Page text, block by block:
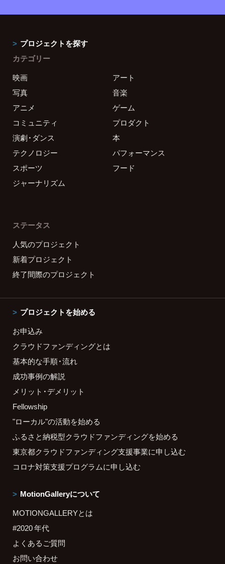
プロジェクトを探す
カテゴリー
映画
アート
写真
音楽
アニメ
ゲーム
コミュニティ
プロダクト
演劇・ダンス
本
テクノロジー
パフォーマンス
スポーツ
フード
ジャーナリズム
ステータス
人気のプロジェクト
新着プロジェクト
終了間際のプロジェクト
プロジェクトを始める
お申込み
クラウドファンディングとは
基本的な手順・流れ
成功事例の解説
メリット・デメリット
Fellowship
"ローカル"の活動を始める
ふるさと納税型クラウドファンディングを始める
東京都クラウドファンディング支援事業に申し込む
コロナ対策支援プログラムに申し込む
MotionGalleryについて
MOTIONGALLERYとは
#2020 年代
よくあるご質問
お問い合わせ